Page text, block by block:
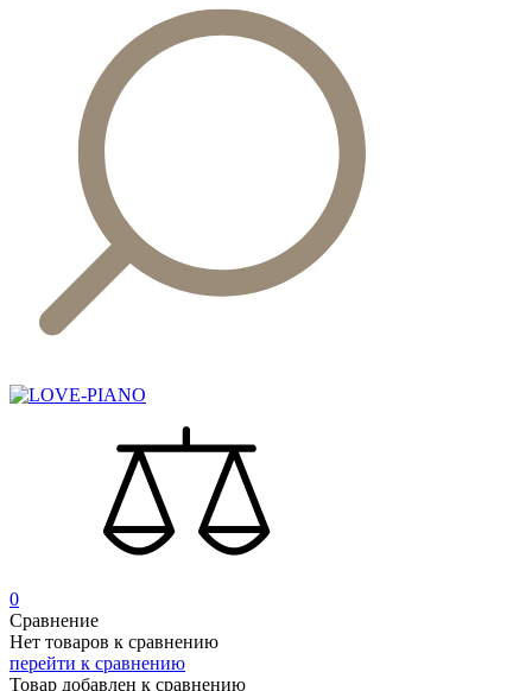
0
Сравнение
Нет товаров к сравнению
перейти к сравнению
Товар добавлен к сравнению